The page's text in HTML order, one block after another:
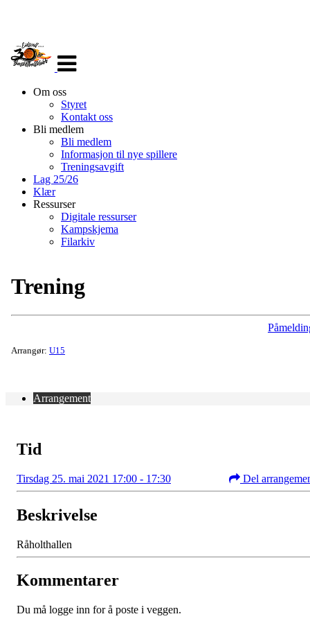
navigasjon
Om oss
Styret
Kontakt oss
Bli medlem
Bli medlem
Informasjon til nye spillere
Treningsavgift
Lag 25/26
Klær
Ressurser
Digitale ressurser
Kampskjema
Filarkiv
Trening
Arrangør: U15
Arrangement
Tid
Tirsdag 25. mai 2021 17:00 - 17:30 Del
Beskrivelse
Råholthallen
Kommentarer
Du må logge inn for å poste i veggen.